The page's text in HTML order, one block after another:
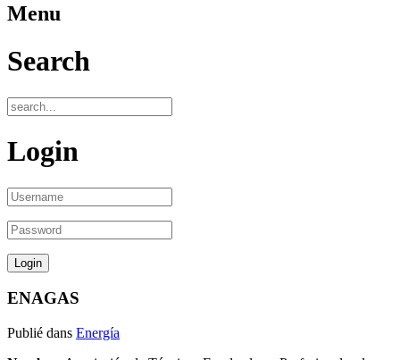
Menu
Search
Login
ENAGAS
Publié dans Energía